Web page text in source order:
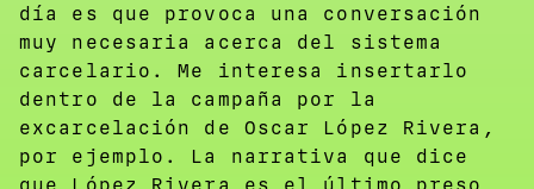
día es que provoca una conversación
muy necesaria acerca del sistema
carcelario. Me interesa insertarlo
dentro de la campaña por la
excarcelación de Oscar López Rivera,
por ejemplo. La narrativa que dice